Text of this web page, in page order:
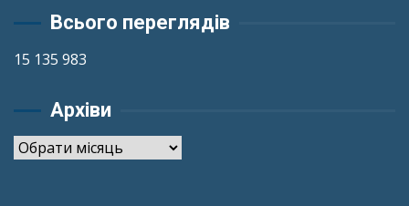
Всього переглядів
15 135 983
Архіви
Архіви